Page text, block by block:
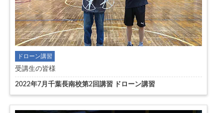
ドローン講習
受講生の皆様
2022年7月千葉長南校第2回講習 ドローン講習